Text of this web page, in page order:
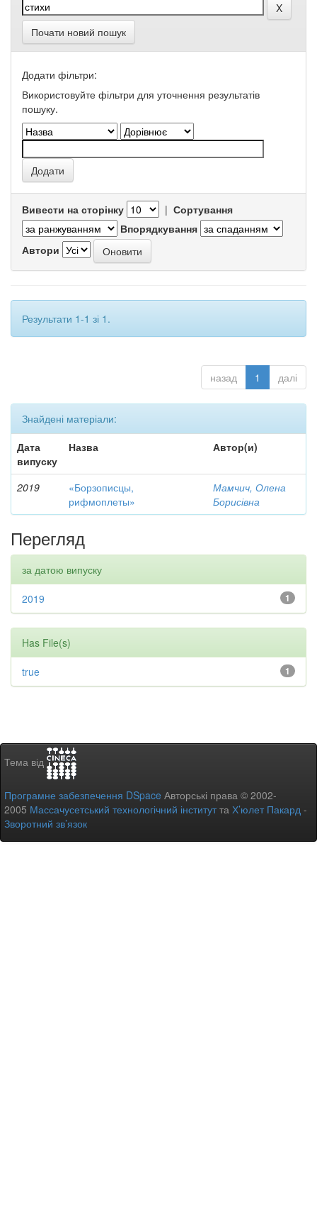
Почати новий пошук
Додати фільтри:
Використовуйте фільтри для уточнення результатів
пошуку.
Вивести на сторінку | Сортування
Впорядкування
Автори
Результати 1-1 зі 1.
назад 1 далі
Знайдені матеріали:
Дата
випуску
Назва Автор(и)
2019
«Борзописцы,
рифмоплеты»
Мамчич, Олена
Борисівна
Перегляд
за датою випуску
1
2019
Has File(s)
1
true
Тема від
Програмне забезпечення DSpace Авторські права © 2002-
2005 Массачусетський технологічний інститутта Х’юлет Пакард -
Зворотний зв’язок